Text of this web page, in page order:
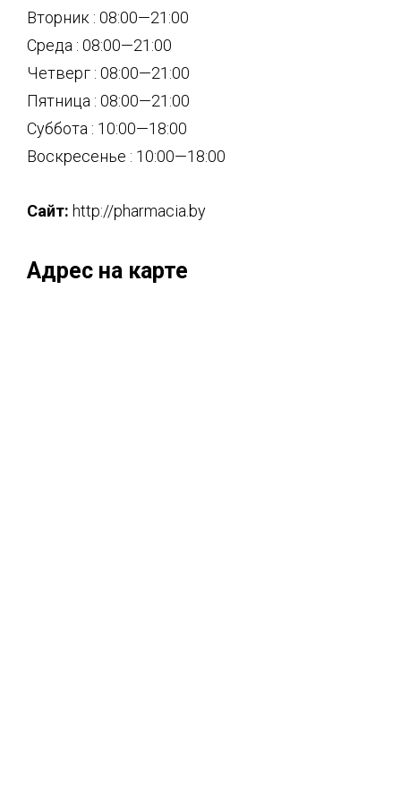
Вторник : 08:00—21:00
Среда : 08:00—21:00
Четверг : 08:00—21:00
Пятница : 08:00—21:00
Суббота : 10:00—18:00
Воскресенье : 10:00—18:00
Сайт: http://pharmacia.by
Адрес на карте